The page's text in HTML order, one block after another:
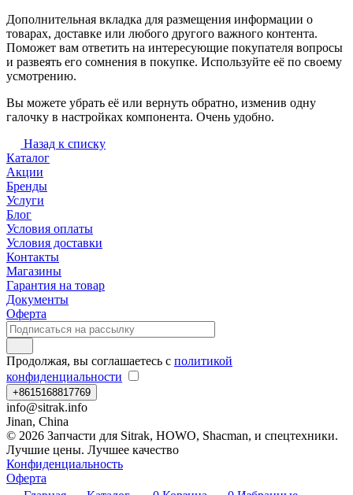
Дополнительная вкладка для размещения информации о
товарах, доставке или любого другого важного контента.
Поможет вам ответить на интересующие покупателя вопросы
и развеять его сомнения в покупке. Используйте её по своему
усмотрению.
Вы можете убрать её или вернуть обратно, изменив одну
галочку в настройках компонента. Очень удобно.
Назад к списку
Каталог
Акции
Бренды
Услуги
Блог
Условия оплаты
Условия доставки
Контакты
Магазины
Гарантия на товар
Документы
Оферта
Продолжая, вы соглашаетесь с политикой
конфиденциальности
+8615168817769
info@sitrak.info
Jinan, China
© 2026 Запчасти для Sitrak, HOWO, Shacman, и спецтехники.
Лучшие цены. Лучшее качество
Конфиденциальность
Оферта